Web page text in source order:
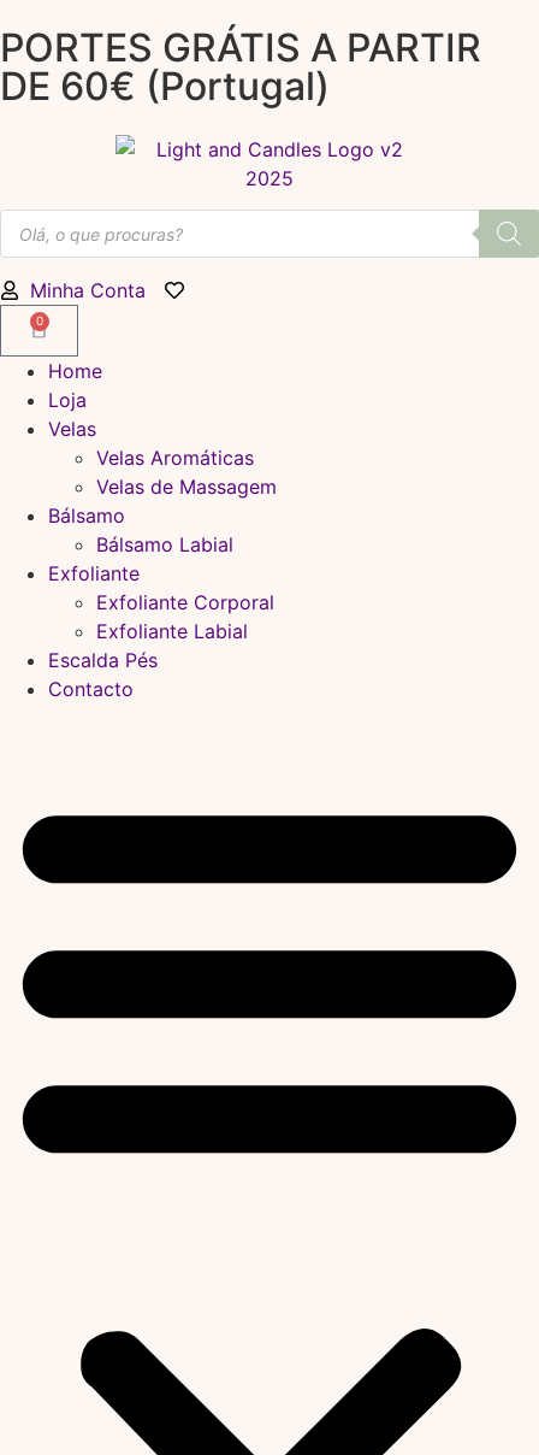
PORTES GRÁTIS A PARTIR
DE 60€ (Portugal)
Minha Conta
0
Home
Loja
Velas
Velas Aromáticas
Velas de Massagem
Bálsamo
Bálsamo Labial
Exfoliante
Exfoliante Corporal
Exfoliante Labial
Escalda Pés
Contacto